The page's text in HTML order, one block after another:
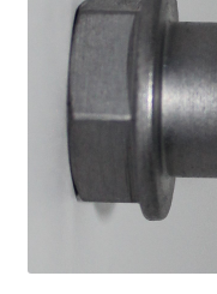
Kontakt / Info
Hjälp/FAQ